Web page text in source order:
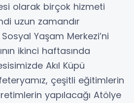
olarak birçok hizmeti
uzun zamandır
Yaşam Merkezi’ni
ikinci haftasında
Akıl Küpü
çeşitli eğitimlerin
yapılacağı Atölye